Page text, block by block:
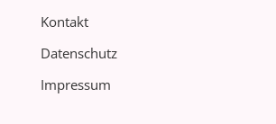
Kontakt
Datenschutz
Impressum